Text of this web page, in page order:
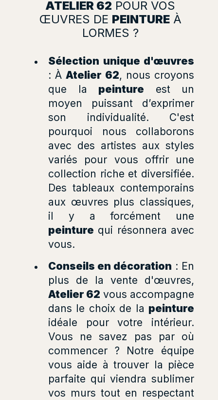
ATELIER 62 POUR VOS
ŒUVRES DE PEINTUREÀ
LORMES ?
Sélection unique d'œuvres
: ÀAtelier 62, nous croyons
que la peinture est un
moyen puissant d’exprimer
son individualité. C'est
pourquoi nous collaborons
avec des artistes aux styles
variés pour vous offrir une
collection riche et diversifiée.
Des tableaux contemporains
aux œuvres plus classiques,
il y a forcément une
peinture qui résonnera avec
vous.
Conseils en décoration : En
plus de la vente d'œuvres,
Atelier 62 vous accompagne
dans le choix de la peinture
idéale pour votre intérieur.
Vous ne savez pas par où
commencer ? Notre équipe
vous aide à trouver la pièce
parfaite qui viendra sublimer
vos murs tout en respectant